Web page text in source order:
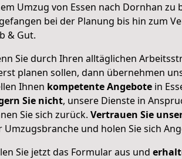
Umzug von Essen nach Dornhan zu
bei der Planung bis hin zum
& Gut.
Sie durch Ihren alltäglichen
planen sollen, dann übernehmen
Ihnen kompetente Angebote in
Sie nicht, unsere Dienste in
Sie sich zurück. Vertrauen Sie
Umzugsbranche und holen Sie sich
Sie jetzt das Formular aus und